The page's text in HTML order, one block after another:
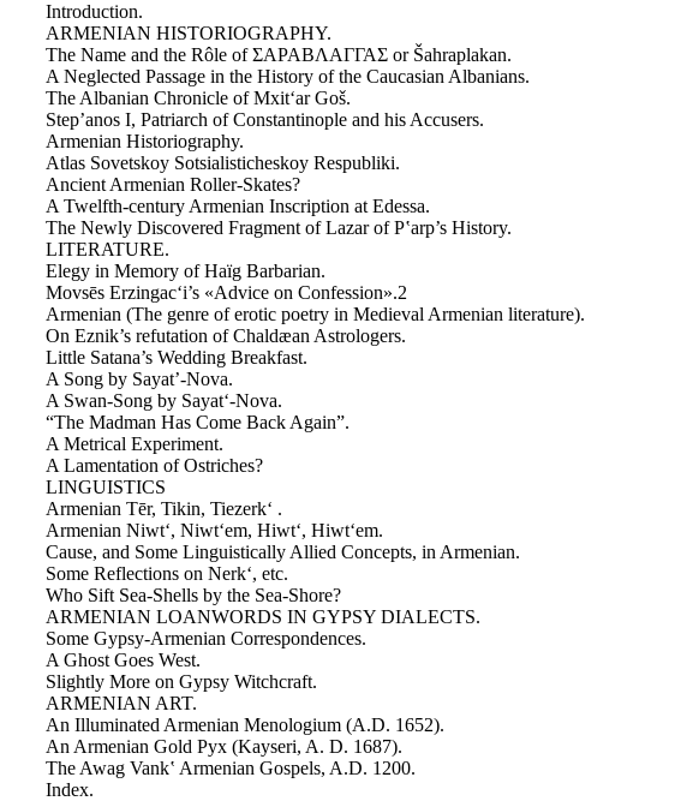
Introduction.
ARMENIAN HISTORIOGRAPHY.
The Name and the Rôle of ΣΑΡΑΒΛΑΓΓΑΣ or Šahraplakan.
A Neglected Passage in the History of the Caucasian Albanians.
The Albanian Chronicle of Mxit‘ar Goš.
Step’anos I, Patriarch of Constantinople and his Accusers.
Armenian Historiography.
Atlas Sovetskoy Sotsialisticheskoy Respubliki.
Ancient Armenian Roller-Skates?
A Twelfth-century Armenian Inscription at Edessa.
The Newly Discovered Fragment of Lazar of Pʽarp’s History.
LITERATURE.
Elegy in Memory of Haïg Barbarian.
Movsēs Erzingac‘i’s «Advice on Confession».2
Armenian (The genre of erotic poetry in Medieval Armenian literature).
On Eznik’s refutation of Chaldæan Astrologers.
Little Satana’s Wedding Breakfast.
A Song by Sayat’-Nova.
A Swan-Song by Sayat‘-Nova.
“The Madman Has Come Back Again”.
A Metrical Experiment.
A Lamentation of Ostriches?
LINGUISTICS
Armenian Tēr, Tikin, Tiezerk‘ .
Armenian Niwt‘, Niwt‘em, Hiwt‘, Hiwt‘em.
Cause, and Some Linguistically Allied Concepts, in Armenian.
Some Reflections on Nerkʻ, etc.
Who Sift Sea-Shells by the Sea-Shore?
ARMENIAN LOANWORDS IN GYPSY DIALECTS.
Some Gypsy-Armenian Correspondences.
A Ghost Goes West.
Slightly More on Gypsy Witchcraft.
ARMENIAN ART.
An Illuminated Armenian Menologium (A.D. 1652).
An Armenian Gold Pyx (Kayseri, A. D. 1687).
The Awag Vankʽ Armenian Gospels, A.D. 1200.
Index.